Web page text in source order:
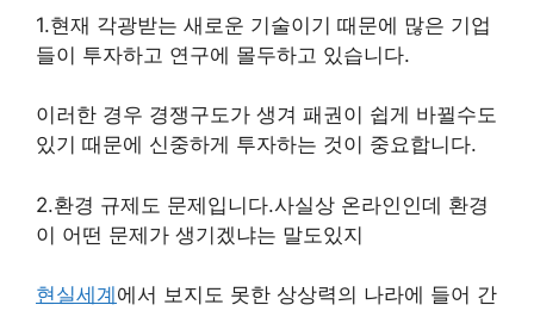
1.현재 각광받는 새로운 기술이기 때문에 많은 기업
들이 투자하고 연구에 몰두하고 있습니다.
이러한 경우 경쟁구도가 생겨 패권이 쉽게 바뀔수도
있기 때문에 신중하게 투자하는 것이 중요합니다.
2.환경 규제도 문제입니다.사실상 온라인인데 환경
이 어떤 문제가 생기겠냐는 말도있지
현실세계 에서 보지도 못한 상상력의 나라에 들어 간